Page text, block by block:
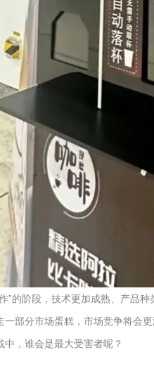
”的阶段，技术更加成熟、产品
部分市场蛋糕，市场竞争将会
，谁会是最大受害者呢？